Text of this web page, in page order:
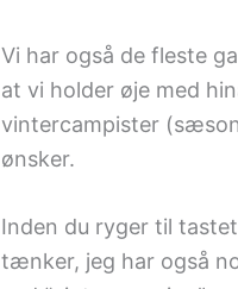
Vi har også de fleste
at vi holder øje med
vintercampister
ønsker.
Inden du ryger til
tænker, jeg har også